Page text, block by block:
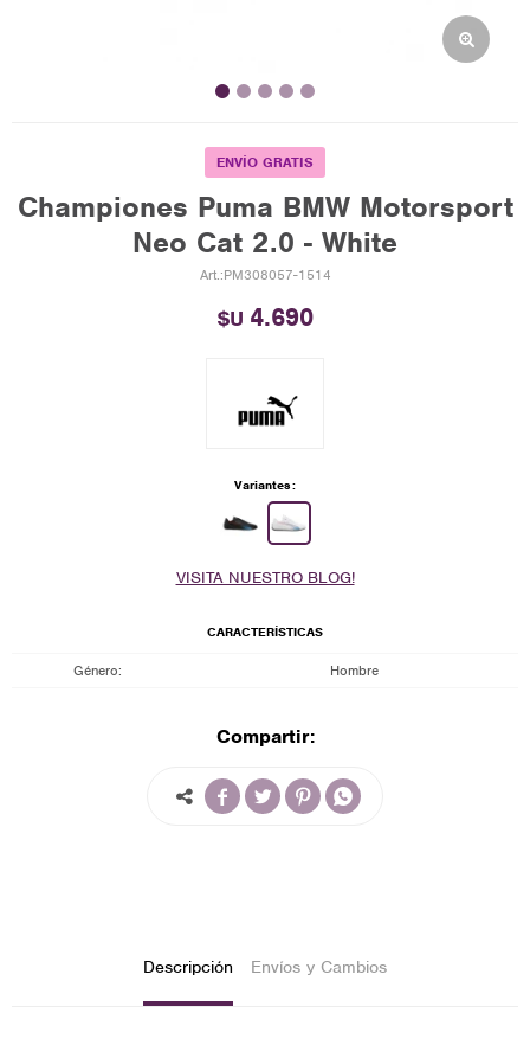
ENVÍO GRATIS
Championes Puma BMW Motorsport
Neo Cat 2.0 - White
PM308057-1514
$U 4.690
Variantes:
VISITA NUESTRO BLOG!
CARACTERÍSTICAS
Género Hombre
Compartir:
   
Descripción Envíos y Cambios